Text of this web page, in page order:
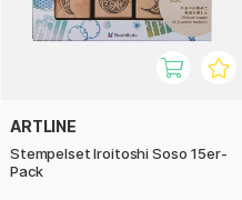
ARTLINE
Stempelset Iroitoshi Soso 15er-
Pack